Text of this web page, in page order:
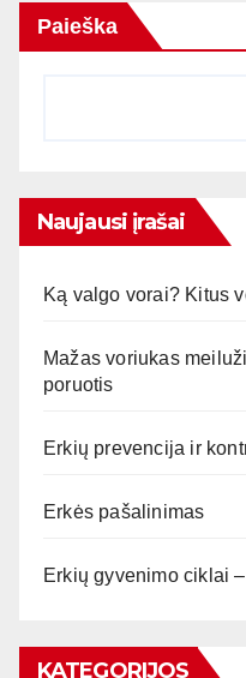
Paieška
Naujausi įrašai
Ką valgo vorai? Kitus
Mažas voriukas
poruotis
Erkių prevencija ir
Erkės pašalinimas
Erkių gyvenimo ciklai
KATEGORIJOS